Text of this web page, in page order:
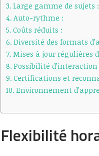
Large gamme de sujets :
Auto-rythme :
Coûts réduits :
Diversité des formats
Mises à jour régulières
Possibilité
Certifications et
Environnement
Flexibilité